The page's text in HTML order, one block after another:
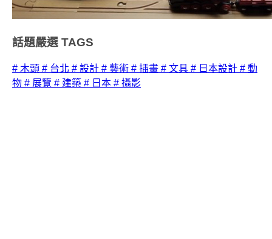
話題嚴選 TAGS
# 木頭 # 台北 # 設計 # 藝術 # 插畫 # 文具 # 日本設計 # 動
物 # 展覽 # 建築 # 日本 # 攝影